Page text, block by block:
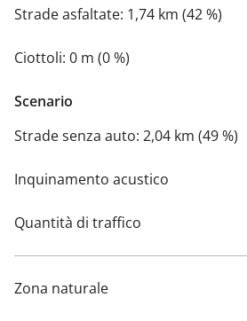
Strade asfaltate: 1,74 km (42 %)
Ciottoli: 0 m (0 %)
Scenario
Strade senza auto: 2,04 km (49 %)
Inquinamento acustico
Quantità di traffico
Zona naturale